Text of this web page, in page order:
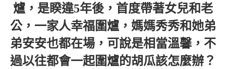
爐，是睽違5年後，首度帶著女兒和老
公，一家人幸福圍爐，媽媽秀秀和她弟
弟安安也都在場，可說是相當溫馨，不
過以往都會一起圍爐的胡瓜該怎麼辦？